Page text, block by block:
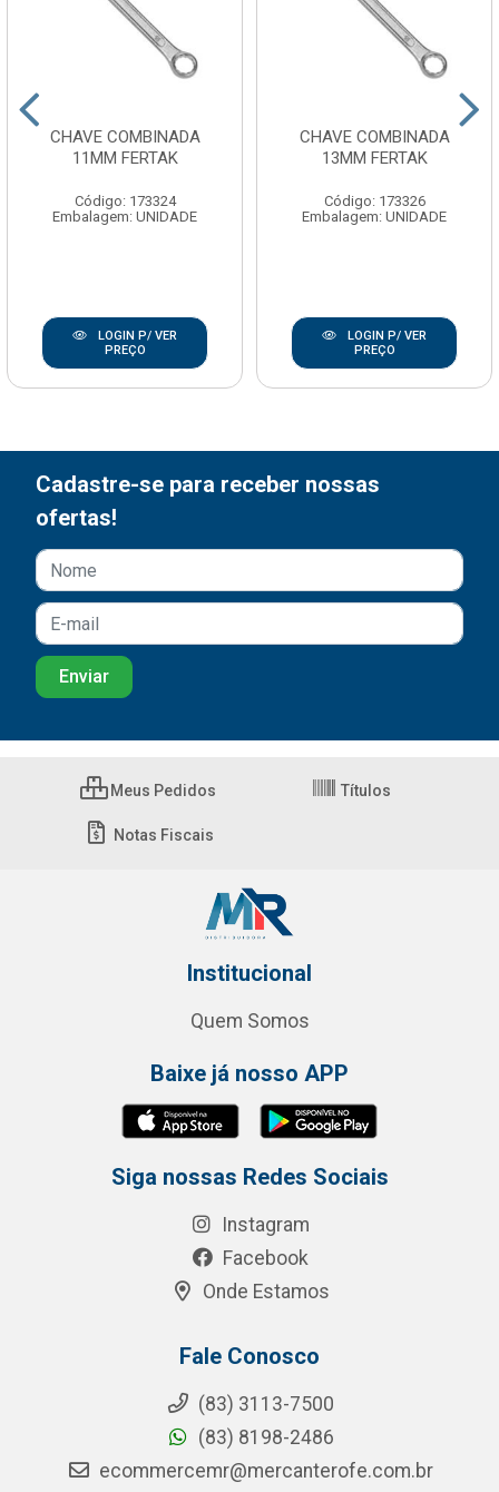
CHAVE COMBINADA
11MM FERTAK
Código: 173324
Embalagem: UNIDADE
LOGIN P/ VER
PREÇO
CHAVE COMBINADA
13MM FERTAK
Código: 173326
Embalagem: UNIDADE
LOGIN P/ VER
PREÇO
Cadastre-se para receber nossas
ofertas!
Meus Pedidos Títulos
Notas Fiscais
Institucional
Quem Somos
Baixe já nosso APP
Siga nossas Redes Sociais
Instagram
Facebook
Onde Estamos
Fale Conosco
(83) 3113-7500
(83) 8198-2486
ecommercemr@mercanterofe.com.br